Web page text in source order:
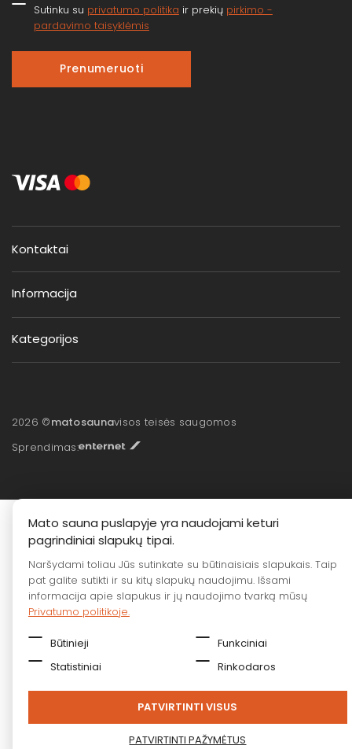
Kontaktai
Informacija
Kategorijos
Sutinku su privatumo politika ir prekių pirkimo -
pardavimo taisyklėmis
Prenumeruoti
2026 ©matosaunavisos teisės saugomos
Sprendimas:
Mato sauna puslapyje yra naudojami keturi
pagrindiniai slapukų tipai.
Naršydami toliau Jūs sutinkate su būtinaisiais slapukais. Taip
pat galite sutikti ir su kitų slapukų naudojimu. Išsami
informacija apie slapukus ir jų naudojimo tvarką mūsų
Privatumo politikoje.
Būtinieji
Funkciniai
Statistiniai
Rinkodaros
PATVIRTINTI PAŽYMĖTUS
PATVIRTINTI VISUS